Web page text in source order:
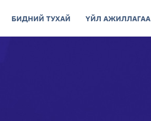
БИДНИЙ ТУХАЙ ҮЙЛ АЖИЛЛАГАА